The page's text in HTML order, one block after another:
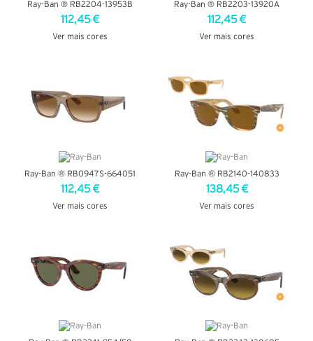
Ray-Ban ® RB2204-13953B
112,45 €
Ver mais cores
Ray-Ban ® RB2203-13920A
112,45 €
Ver mais cores
Ray-Ban ® RB0947S-664051
112,45 €
Ver mais cores
Ray-Ban ® RB2140-140833
138,45 €
Ver mais cores